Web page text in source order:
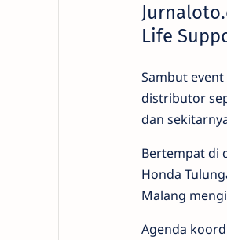
Life
Sambut
distributor
dan
Bertempat di
Honda
Malang
Agenda